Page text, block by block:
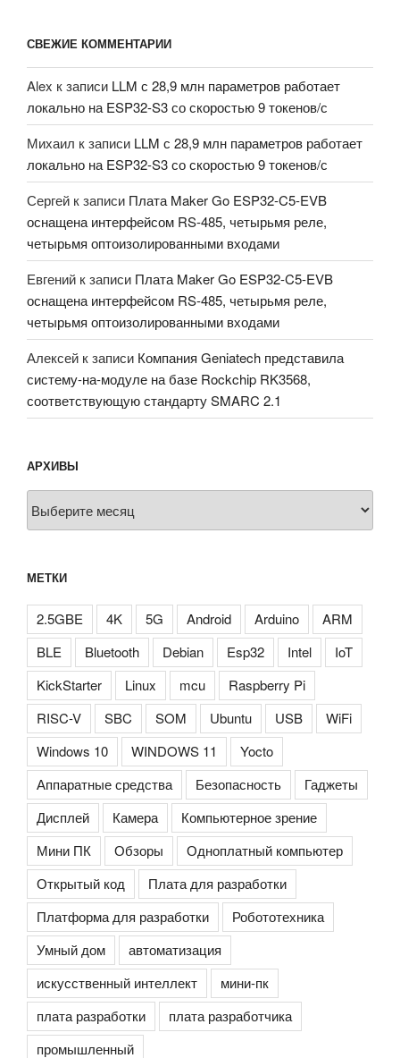
СВЕЖИЕ КОММЕНТАРИИ
Alex к записи LLM с 28,9 млн параметров работает
локально на ESP32-S3 со скоростью 9 токенов/с
Михаил к записи LLM с 28,9 млн параметров работает
локально на ESP32-S3 со скоростью 9 токенов/с
Сергей к записи Плата Maker Go ESP32-C5-EVB
оснащена интерфейсом RS-485, четырьмя реле,
четырьмя оптоизолированными входами
Евгений к записи Плата Maker Go ESP32-C5-EVB
оснащена интерфейсом RS-485, четырьмя реле,
четырьмя оптоизолированными входами
Алексей к записи Компания Geniatech представила
систему-на-модуле на базе Rockchip RK3568,
соответствующую стандарту SMARC 2.1
АРХИВЫ
МЕТКИ
2.5GBE 4K 5G Android Arduino
ARM
BLE
Bluetooth Debian Esp32 Intel
IoT
KickStarter
Linux mcu
Raspberry Pi
RISC-V
SBC SOM Ubuntu USB
WiFi
Windows 10
WINDOWS 11
Yocto
Аппаратные средства
Безопасность
Гаджеты
Дисплей
Камера
Компьютерное зрение
Мини ПК
Обзоры
Одноплатный компьютер
Открытый код
Плата для разработки
Платформа для разработки
Робототехника
Умный дом
автоматизация
искусственный интеллект
мини-пк
плата разработки
плата разработчика
промышленный